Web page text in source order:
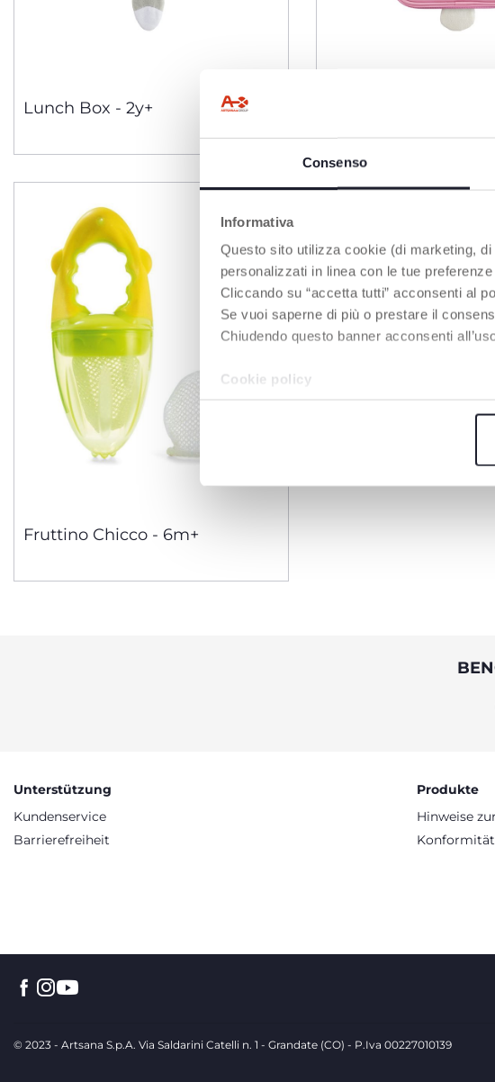
Consenso
Informativa
Questo sito utilizza cookie (di marketing,
personalizzati in linea con le tue
Cliccando su “accetta tutti” acconsenti al
Se vuoi saperne di più o prestare il
Chiudendo questo banner acconsenti
Cookie policy
Lunch Box - 2y+
Fruttino Chicco - 6m+
Unterstützung
Kundenservice
Barrierefreiheit
Produkte
Hinweise
© 2023 - Artsana S.p.A. Via Saldarini Catelli n. 1 - Grandate (CO) - P.Iva 00227010139